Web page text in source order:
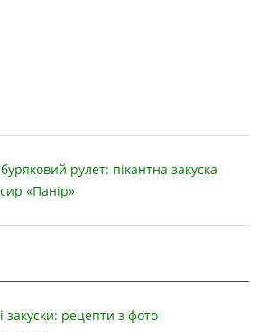
рулет: пікантна закуска
«Панір»
закуски: рецепти з фото